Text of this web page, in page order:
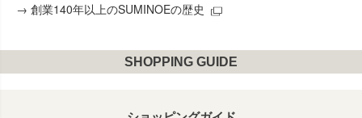
→ 創業140年以上のSUMINOEの歴史
SHOPPING GUIDE